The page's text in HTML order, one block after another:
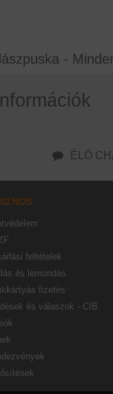
-
ÉLŐ
feltételek
és lemondás
fizetés
és válaszok - CIB